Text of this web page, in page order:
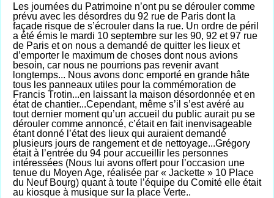
Les journées du Patrimoine n’ont pu se dérouler comme
prévu avec les désordres du 92 rue de Paris dont la
façade risque de s’écrouler dans la rue. Un ordre de péril
a été émis le mardi 10 septembre sur les 90, 92 et 97 rue
de Paris et on nous a demandé de quitter les lieux et
d’emporter le maximum de choses dont nous avions
besoin, car nous ne pourrions pas revenir avant
longtemps... Nous avons donc emporté en grande hâte
tous les panneaux utiles pour la commémoration de
Francis Trotin...en laissant la maison désordonnée et en
état de chantier...Cependant, même s’il s’est avéré au
tout dernier moment qu’un accueil du public aurait pu se
dérouler comme annoncé, c’était en fait inenvisageable
étant donné l’état des lieux qui auraient demandé
plusieurs jours de rangement et de nettoyage...Grégory
était à l’entrée du 94 pour accueillir les personnes
intéressées (Nous lui avons offert pour l’occasion une
tenue du Moyen Age, réalisée par « Jackette » 10 Place
du Neuf Bourg) quant à toute l’équipe du Comité elle était
au kiosque à musique sur la place Verte..